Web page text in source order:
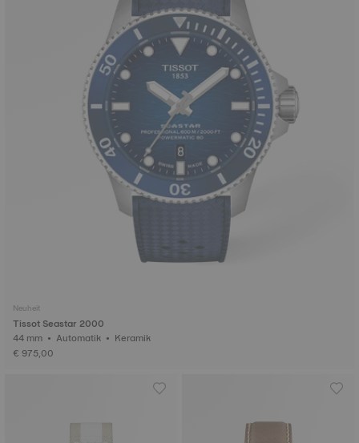
Neuheit
Tissot Seastar 2000
44 mm • Automatik • Keramik
€ 975,00